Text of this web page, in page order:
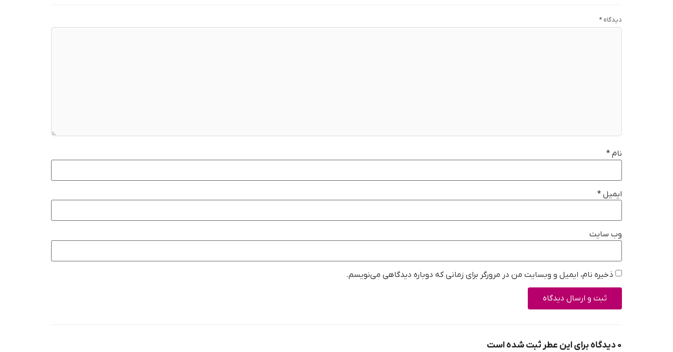
دیدگاه *
نام *
ایمیل *
وب‌ سایت
ذخیره نام، ایمیل و وبسایت من در مرورگر برای زمانی که دوباره دیدگاهی می‌نویسم.
0 دیدگاه برای این عطر ثبت شده است